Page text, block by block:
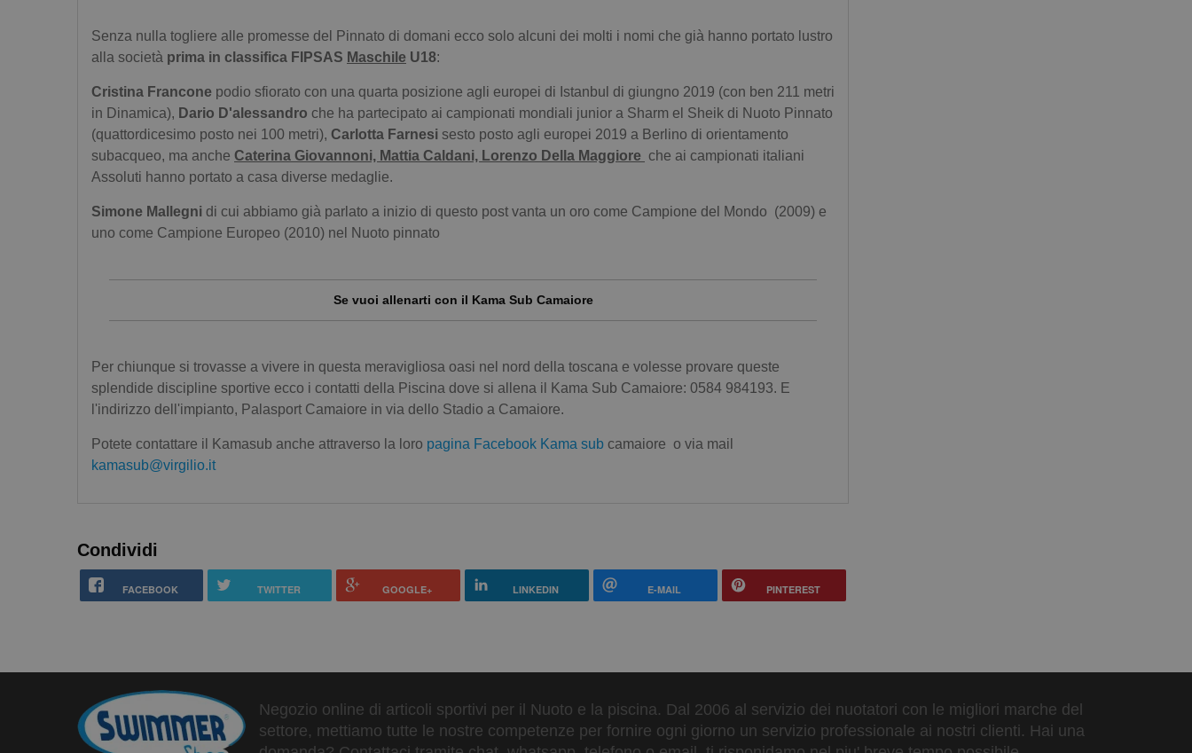
Senza nulla togliere alle promesse del Pinnato di domani ecco solo alcuni dei molti i nomi che già hanno portato lustro
alla società prima in classifica FIPSAS Maschile U18:
Cristina Francone podio sfiorato con una quarta posizione agli europei di Istanbul di giungno 2019 (con ben 211 metri
in Dinamica), Dario D'alessandro che ha partecipato ai campionati mondiali junior a Sharm el Sheik di Nuoto Pinnato
(quattordicesimo posto nei 100 metri), Carlotta Farnesi sesto posto agli europei 2019 a Berlino di orientamento
subacqueo, ma anche Caterina Giovannoni, Mattia Caldani, Lorenzo Della Maggiore che ai campionati italiani
Assoluti hanno portato a casa diverse medaglie.
Simone Mallegni di cui abbiamo già parlato a inizio di questo post vanta un oro come Campione del Mondo (2009) e
uno come Campione Europeo (2010) nel Nuoto pinnato
Se vuoi allenarti con il Kama Sub Camaiore
Per chiunque si trovasse a vivere in questa meravigliosa oasi nel nord della toscana e volesse provare queste
splendide discipline sportive ecco i contatti della Piscina dove si allena il Kama Sub Camaiore: 0584 984193. E
l'indirizzo dell'impianto, Palasport Camaiore in via dello Stadio a Camaiore.
Potete contattare il Kamasub anche attraverso la loro pagina Facebook Kama sub camaiore o via mail
kamasub@virgilio.it
Condividi
FACEBOOK TWITTER GOOGLE+ LINKEDIN E-MAIL PINTEREST
Negozio online di articoli sportivi per il Nuoto e la piscina. Dal 2006 al servizio dei nuotatori con le migliori marche del
settore, mettiamo tutte le nostre competenze per fornire ogni giorno un servizio professionale ai nostri clienti. Hai una